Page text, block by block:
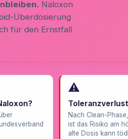
Naloxon
Überdosierung
für den Ernstfall
⚠️
Nach Clean-
ist das Risiko am
alte Dosis kann